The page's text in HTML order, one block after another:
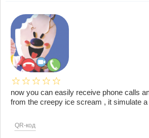
now you can easily receive phone calls
from the creepy ice scream , it simulate a
QR-код